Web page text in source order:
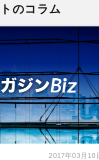
のコラム
2017年03月10